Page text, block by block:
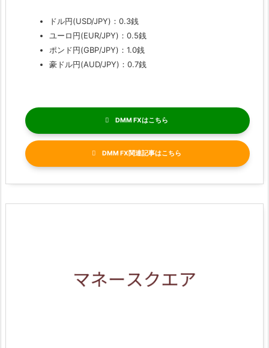
ドル円(USD/JPY)：0.3銭
ユーロ円(EUR/JPY)：0.5銭
ポンド円(GBP/JPY)：1.0銭
豪ドル円(AUD/JPY)：0.7銭
DMM FX
DMM FX関連記事